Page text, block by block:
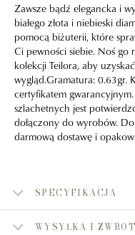
Zawsze bądź elegancka i
białego złota i niebieski
pomocą biżuterii, które
Ci pewności siebie. Noś go
kolekcji Teilora, aby
wygląd.Gramatura: 0.63gr.
certyfikatem
szlachetnych jest
dołączony do wyrobów.
darmową dostawę i
SPECYFIKACJA
WYSYŁKA I